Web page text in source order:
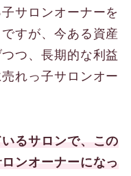
サロンオーナーを
すが、今ある資産
つ、長期的な利益
れっ子サロンオー
るサロンで、この
ンオーナーになっ